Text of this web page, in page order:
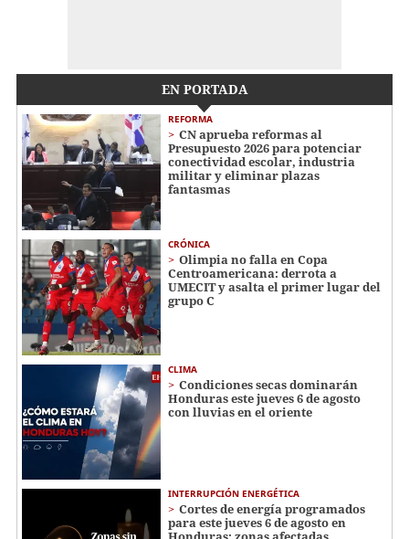
EN PORTADA
REFORMA
CN aprueba reformas al
Presupuesto 2026 para potenciar
conectividad escolar, industria
militar y eliminar plazas
fantasmas
CRÓNICA
Olimpia no falla en Copa
Centroamericana: derrota a
UMECIT y asalta el primer lugar del
grupo C
CLIMA
Condiciones secas dominarán
Honduras este jueves 6 de agosto
con lluvias en el oriente
INTERRUPCIÓN ENERGÉTICA
Cortes de energía programados
para este jueves 6 de agosto en